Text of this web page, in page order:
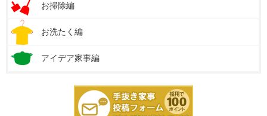
お掃除編
お洗たく編
アイデア家事編